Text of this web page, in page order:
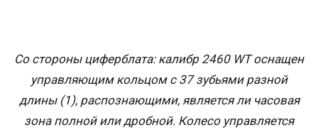
Со стороны циферблата: калибр 2460 WT оснащен
управляющим кольцом с 37 зубьями разной
длины (1), распознающими, является ли часовая
зона полной или дробной. Колесо управляется